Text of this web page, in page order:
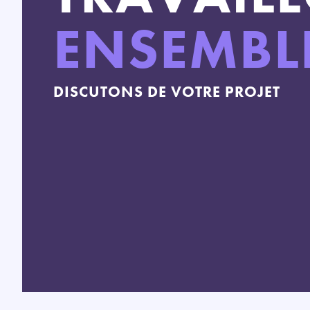
DISCUTONS DE VOTRE PROJET